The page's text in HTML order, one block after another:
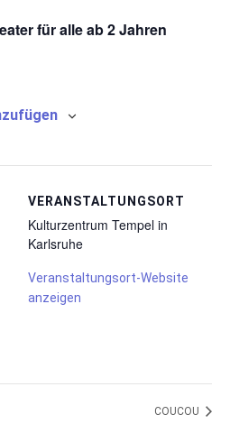
für alle ab 2 Jahren
VERANSTALTUNGSORT
Kulturzentrum Tempel in
Karlsruhe
Veranstaltungsort-Website
anzeigen
COUCOU